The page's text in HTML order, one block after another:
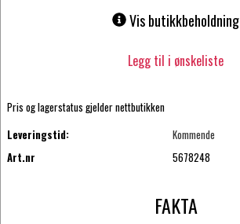
Vis butikkbeholdning
Legg til i ønskeliste
Pris og lagerstatus gjelder nettbutikken
Leveringstid:
Kommende
Art.nr
5678248
FAKTA